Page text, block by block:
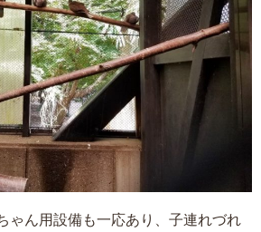
ゃん用設備も一応あり、子連れづれ